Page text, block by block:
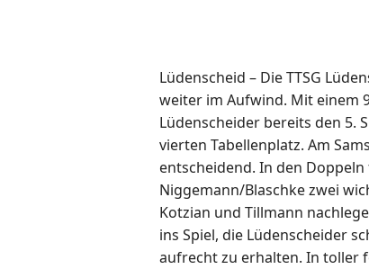
Lüdenscheid – Die TTSG
weiter im Aufwind. Mit einem
Lüdenscheider bereits den 5.
vierten Tabellenplatz. Am
entscheidend. In den
Niggemann/Blaschke zwei
Kotzian und Tillmann
ins Spiel, die Lüdenscheider
aufrecht zu erhalten. In toller